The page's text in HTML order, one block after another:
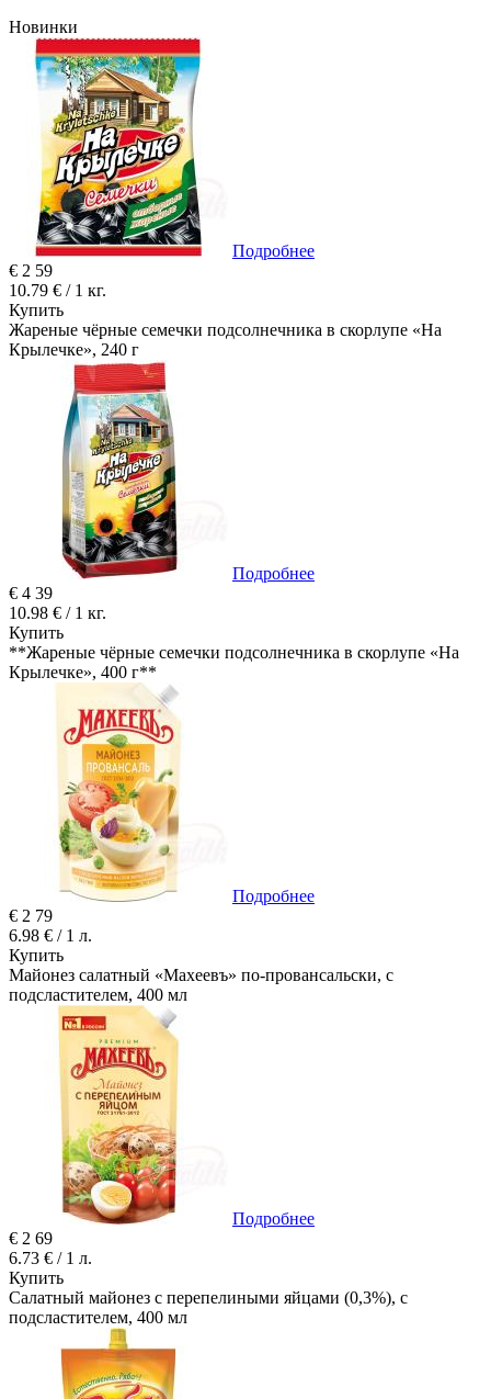
Новинки
Подробнее
€ 2 59
10.79 € / 1 кг.
Купить
Жареные чёрные семечки подсолнечника в скорлупе «На
Крылечке», 240 г
Подробнее
€ 4 39
10.98 € / 1 кг.
Купить
**Жареные чёрные семечки подсолнечника в скорлупе «На
Крылечке», 400 г**
Подробнее
€ 2 79
6.98 € / 1 л.
Купить
Майонез салатный «Махеевъ» по-провансальски, с
подсластителем, 400 мл
Подробнее
€ 2 69
6.73 € / 1 л.
Купить
Салатный майонез с перепелиными яйцами (0,3%), с
подсластителем, 400 мл